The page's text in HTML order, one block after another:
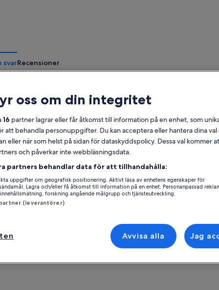
svarRecensioner
Kupong på
mobilen
Skippa kön
Bekräftas direkt
Prioriterad tillgång till Florens fantastiska
katedral, Il Duomo
Inträdesbiljetter till Museo Della Misericordia
Liten grupp på 25 personer eller färre
Aktivitetsplats
Mötesplats/plats
Piazza del Duomo
oss om din integritet
16 partner lagrar eller får åtkomst till information på en enhet, som
att behandla personuppgifter. Du kan acceptera eller hantera dina
eller när som helst på sidan för dataskyddspolicy. Dessa val kommer
och påverkar inte webbläsningsdata.
partners behandlar data för att tillhandahålla:
uppgifter om geografisk positionering. Aktivt läsa av enhetens egenskaper för
Lagra och/eller få åtkomst till information på en enhet. Personanpassad
forskning angående målgrupp och tjänsteutveckling.
(leverantörer)
Avvisa alla Jag